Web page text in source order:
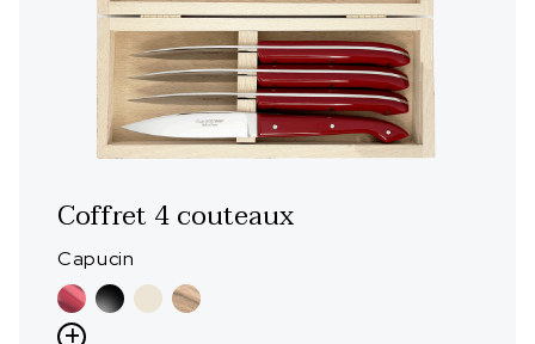
Coffret 4 couteaux
Capucin